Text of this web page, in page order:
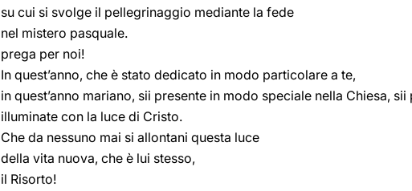
su cui si svolge il pellegrinaggio mediante la fede
nel mistero pasquale.
prega per noi!
In quest’anno, che è stato dedicato in modo particolare a te,
in quest’anno mariano, sii presente in modo speciale nella Chiesa,
illuminate con la luce di Cristo.
Che da nessuno mai si allontani questa luce
della vita nuova, che è lui stesso,
il Risorto!